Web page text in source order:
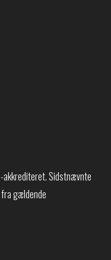
akkrediteret. Sidstnævnte
gældende